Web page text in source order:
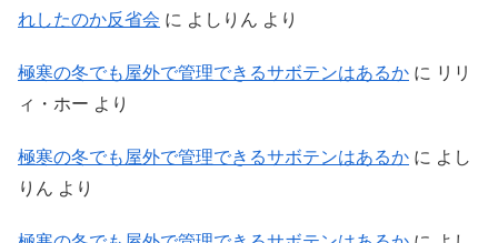
れしたのか反省会 に よしりん より
極寒の冬でも屋外で管理できるサボテンはあるか に リリ
ィ・ホー より
極寒の冬でも屋外で管理できるサボテンはあるか に よし
りん より